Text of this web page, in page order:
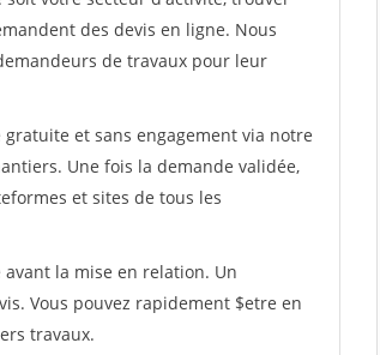
des devis en ligne. Nous
de travaux pour leur
et sans engagement via notre
Une fois la demande validée,
et sites de tous les
la mise en relation. Un
Vous pouvez rapidement $etre en
travaux.